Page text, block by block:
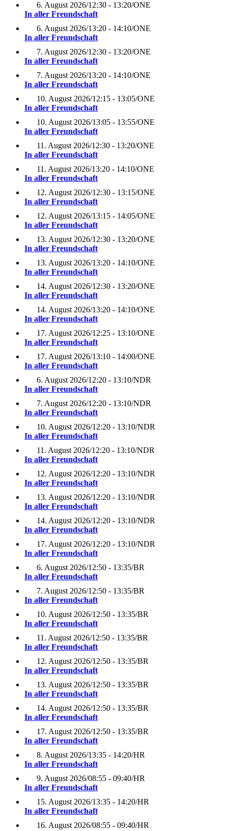
6. August 2026/12:30 - 13:20/ONE
In aller Freundschaft
6. August 2026/13:20 - 14:10/ONE
In aller Freundschaft
7. August 2026/12:30 - 13:20/ONE
In aller Freundschaft
7. August 2026/13:20 - 14:10/ONE
In aller Freundschaft
10. August 2026/12:15 - 13:05/ONE
In aller Freundschaft
10. August 2026/13:05 - 13:55/ONE
In aller Freundschaft
11. August 2026/12:30 - 13:20/ONE
In aller Freundschaft
11. August 2026/13:20 - 14:10/ONE
In aller Freundschaft
12. August 2026/12:30 - 13:15/ONE
In aller Freundschaft
12. August 2026/13:15 - 14:05/ONE
In aller Freundschaft
13. August 2026/12:30 - 13:20/ONE
In aller Freundschaft
13. August 2026/13:20 - 14:10/ONE
In aller Freundschaft
14. August 2026/12:30 - 13:20/ONE
In aller Freundschaft
14. August 2026/13:20 - 14:10/ONE
In aller Freundschaft
17. August 2026/12:25 - 13:10/ONE
In aller Freundschaft
17. August 2026/13:10 - 14:00/ONE
In aller Freundschaft
6. August 2026/12:20 - 13:10/NDR
In aller Freundschaft
7. August 2026/12:20 - 13:10/NDR
In aller Freundschaft
10. August 2026/12:20 - 13:10/NDR
In aller Freundschaft
11. August 2026/12:20 - 13:10/NDR
In aller Freundschaft
12. August 2026/12:20 - 13:10/NDR
In aller Freundschaft
13. August 2026/12:20 - 13:10/NDR
In aller Freundschaft
14. August 2026/12:20 - 13:10/NDR
In aller Freundschaft
17. August 2026/12:20 - 13:10/NDR
In aller Freundschaft
6. August 2026/12:50 - 13:35/BR
In aller Freundschaft
7. August 2026/12:50 - 13:35/BR
In aller Freundschaft
10. August 2026/12:50 - 13:35/BR
In aller Freundschaft
11. August 2026/12:50 - 13:35/BR
In aller Freundschaft
12. August 2026/12:50 - 13:35/BR
In aller Freundschaft
13. August 2026/12:50 - 13:35/BR
In aller Freundschaft
14. August 2026/12:50 - 13:35/BR
In aller Freundschaft
17. August 2026/12:50 - 13:35/BR
In aller Freundschaft
8. August 2026/13:35 - 14:20/HR
In aller Freundschaft
9. August 2026/08:55 - 09:40/HR
In aller Freundschaft
15. August 2026/13:35 - 14:20/HR
In aller Freundschaft
16. August 2026/08:55 - 09:40/HR